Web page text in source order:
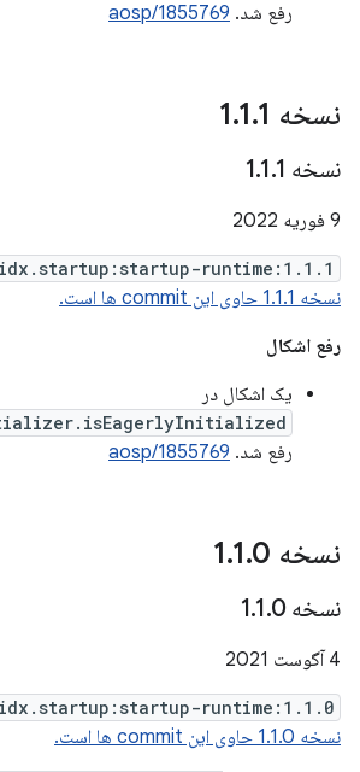
رفع شد. aosp/1855769
نسخه 1 .1.1
نسخه 1 .1.1
9 فوریه 2022
runtime:1.1.1
نسخه 1.1.1 حاوی این commit ها است.
رفع اشکال
یک اشکال در
رفع شد. aosp/1855769
نسخه 1 .1.0
نسخه 1 .1.0
4 آگوست 2021
runtime:1.1.0
نسخه 1.1.0 حاوی این commit ها است.